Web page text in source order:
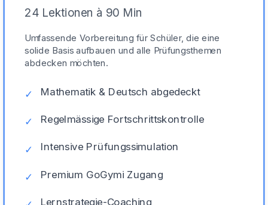
24 Lektionen à 90 Min
Umfassende Vorbereitung für Schüler, die eine
solide Basis aufbauen und alle Prüfungsthemen
abdecken möchten.
✓ Mathematik & Deutsch abgedeckt
✓ Regelmässige Fortschrittskontrolle
✓ Intensive Prüfungssimulation
✓ Premium GoGymi Zugang
Lernstrategie-Coaching